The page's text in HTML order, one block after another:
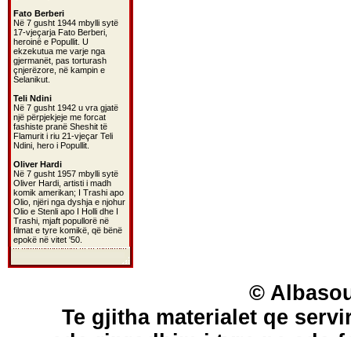
Fato Berberi
Në 7 gusht 1944 mbylli sytë
17-vjeçarja Fato Berberi,
heroinë e Popullit. U
ekzekutua me varje nga
gjermanët, pas torturash
çnjerëzore, në kampin e
Selanikut.
Teli Ndini
Në 7 gusht 1942 u vra gjatë
një përpjekjeje me forcat
fashiste pranë Sheshit të
Flamurit i riu 21-vjeçar Teli
Ndini, hero i Popullit.
Oliver Hardi
Në 7 gusht 1957 mbylli sytë
Oliver Hardi, artisti i madh
komik amerikan; I Trashi apo
Olio, njëri nga dyshja e njohur
Olio e Stenli apo I Holli dhe I
Trashi, mjaft popullorë në
filmat e tyre komikë, që bënë
epokë në vitet '50.
©
Te gjitha materialet qe